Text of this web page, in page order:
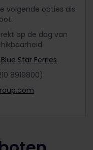
volgende opties als
op de dag van
Blue Star Ferries
8919800)